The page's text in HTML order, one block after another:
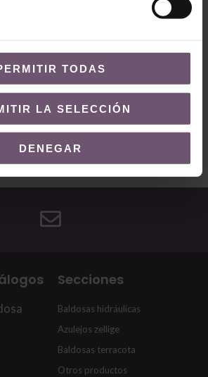
TODAS
LA SELECCIÓN
DENEGAR
un correo a
Secciones
Baldosas hidráulicas
Azulejos zellige
Baldosas terracota
Otros productos